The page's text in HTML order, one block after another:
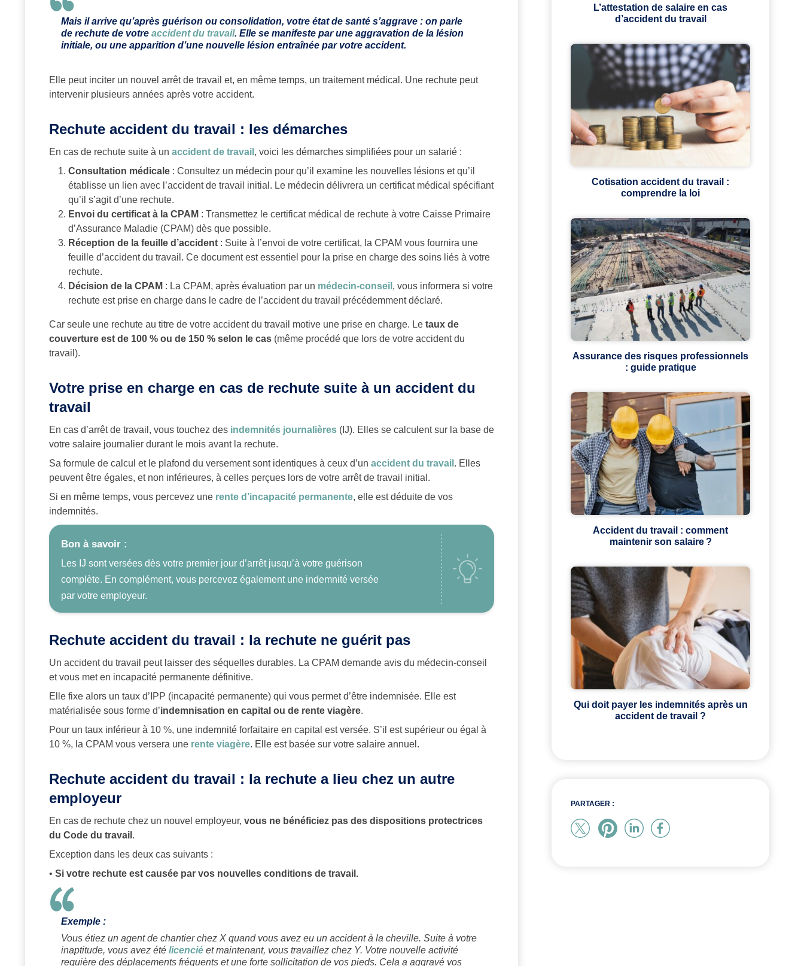
Mais il arrive qu’après guérison ou consolidation, votre état de santé s’aggrave : on parle
de rechute de votre accident du travail. Elle se manifeste par une aggravation de la lésion
initiale, ou une apparition d’une nouvelle lésion entraînée par votre accident.
Elle peut inciter un nouvel arrêt de travail et, en même temps, un traitement médical. Une rechute peut
intervenir plusieurs années après votre accident.
Rechute accident du travail : les démarches
En cas de rechute suite à un accident de travail , voici les démarches simplifiées pour un salarié :
Consultation médicale : Consultez un médecin pour qu’il examine les nouvelles lésions et qu’il
établisse un lien avec l’accident de travail initial. Le médecin délivrera un certificat médical spécifiant
qu’il s’agit d’une rechute.
Envoi du certificat à la CPAM : Transmettez le certificat médical de rechute à votre Caisse Primaire
d’Assurance Maladie (CPAM) dès que possible.
Réception de la feuille d’accident : Suite à l’envoi de votre certificat, la CPAM vous fournira une
feuille d’accident du travail. Ce document est essentiel pour la prise en charge des soins liés à votre
rechute.
Décision de la CPAM : La CPAM, après évaluation par un médecin-conseil , vous informera si votre
rechute est prise en charge dans le cadre de l’accident du travail précédemment déclaré.
Car seule une rechute au titre de votre accident du travail motive une prise en charge. Le taux de
couverture est de 100 % ou de 150 % selon le cas (même procédé que lors de votre accident du
travail).
Votre prise en charge en cas de rechute suite à un accident du
travail
En cas d’arrêt de travail, vous touchez des indemnités journalières (IJ). Elles se calculent sur la base de
votre salaire journalier durant le mois avant la rechute.
Sa formule de calcul et le plafond du versement sont identiques à ceux d’un accident du travail . Elles
peuvent être égales, et non inférieures, à celles perçues lors de votre arrêt de travail initial.
Si en même temps, vous percevez une rente d’incapacité permanente, elle est déduite de vos
indemnités.
Bon à savoir :
Les IJ sont versées dès votre premier jour d’arrêt jusqu’à votre guérison
complète. En complément, vous percevez également une indemnité versée
par votre employeur.
Rechute accident du travail : la rechute ne guérit pas
Un accident du travail peut laisser des séquelles durables. La CPAM demande avis du médecin-conseil
et vous met en incapacité permanente définitive.
Elle fixe alors un taux d’IPP (incapacité permanente) qui vous permet d’être indemnisée. Elle est
matérialisée sous forme d’indemnisation en capital ou de rente viagère.
Pour un taux inférieur à 10 %, une indemnité forfaitaire en capital est versée. S’il est supérieur ou égal à
10 %, la CPAM vous versera une rente viagère. Elle est basée sur votre salaire annuel.
Rechute accident du travail : la rechute a lieu chez un autre
employeur
En cas de rechute chez un nouvel employeur, vous ne bénéficiez pas des dispositions protectrices
du Code du travail .
Exception dans les deux cas suivants :
• Si votre rechute est causée par vos nouvelles conditions de travail.
Exemple :
Vous étiez un agent de chantier chez X quand vous avez eu un accident à la cheville. Suite à votre
inaptitude, vous avez été licencié et maintenant, vous travaillez chez Y. Votre nouvelle activité
requière des déplacements fréquents et une forte sollicitation de vos pieds. Cela a aggravé vos
L’attestation de salaire en cas
d’accident du travail
Cotisation accident du travail :
comprendre la loi
Assurance des risques professionnels
: guide pratique
Accident du travail : comment
maintenir son salaire ?
Qui doit payer les indemnités après un
accident de travail ?
PARTAGER :